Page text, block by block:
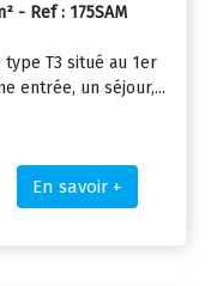
- Ref : 175SAM
T3 situé au 1er
entrée, un séjour,...
En savoir +